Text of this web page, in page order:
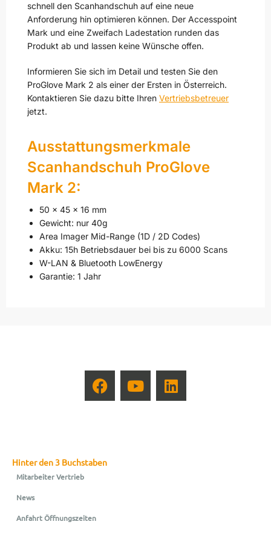
schnell den Scanhandschuh auf eine neue
Anforderung hin optimieren können. Der Accesspoint
Mark und eine Zweifach Ladestation runden das
Produkt ab und lassen keine Wünsche offen.
Informieren Sie sich im Detail und testen Sie den
ProGlove Mark 2 als einer der Ersten in Österreich.
Kontaktieren Sie dazu bitte Ihren Vertriebsbetreuer
jetzt.
Ausstattungsmerkmale
Scanhandschuh ProGlove
Mark 2:
50 x 45 x 16 mm
Gewicht: nur 40g
Area Imager Mid-Range (1D / 2D Codes)
Akku: 15h Betriebsdauer bei bis zu 6000 Scans
W-LAN & Bluetooth LowEnergy
Garantie: 1 Jahr
Hinter den 3 Buchstaben
Mitarbeiter Vertrieb
News
Anfahrt Öffnungszeiten